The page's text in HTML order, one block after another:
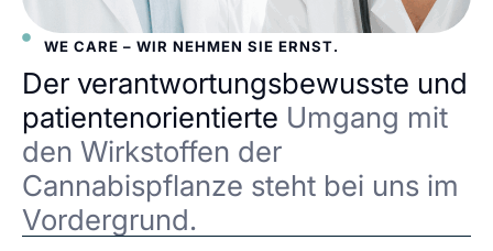
WE CARE – WIR NEHMEN SIE ERNST.
Der verantwortungsbewusste und
patientenorientierte Umgang mit
den Wirkstoffen der
Cannabispflanze steht bei uns im
Vordergrund.